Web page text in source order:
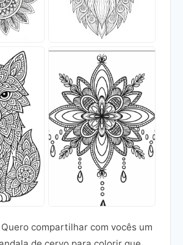
Quero compartilhar com vocês um